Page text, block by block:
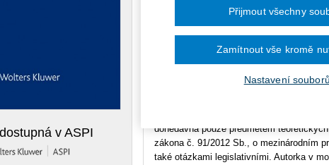
v ASPI
978-80-7552-501-7
V předkládané monografii jsou
další odkaz, předběžná otázka,
donedávna pouze předmětem
zákona č. 91/2012 Sb., o mezinárodním
také otázkami legislativními. Autorka v
Nastavení
Zamítnout vše kromě
Přijmout všechny